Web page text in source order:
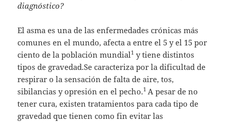
diagnóstico?
El asma es una de las enfermedades crónicas más
comunes en el mundo, afecta a entre el 5 y el 15 por
ciento de la población mundial1 y tiene distintos
tipos de gravedad.Se caracteriza por la dificultad de
respirar o la sensación de falta de aire, tos,
sibilancias y opresión en el pecho.1 A pesar de no
tener cura, existen tratamientos para cada tipo de
gravedad que tienen como fin evitar las